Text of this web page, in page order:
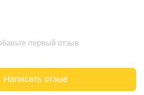
первый отзыв
Написать отзыв